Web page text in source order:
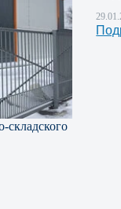
складского